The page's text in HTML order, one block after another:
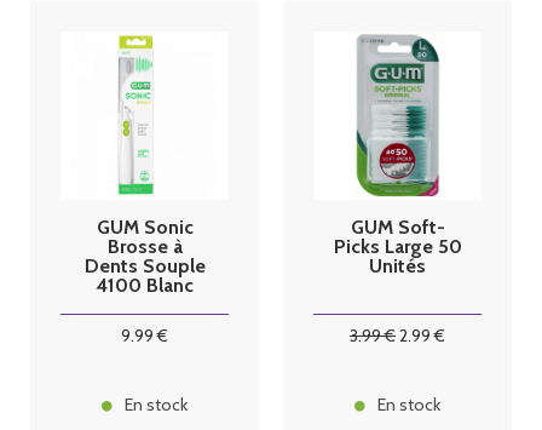
GUM Sonic
Brosse à
Dents Souple
4100 Blanc
9.99 €
En stock
GUM Soft-
Picks Large 50
Unités
3.99€2.99 €
En stock